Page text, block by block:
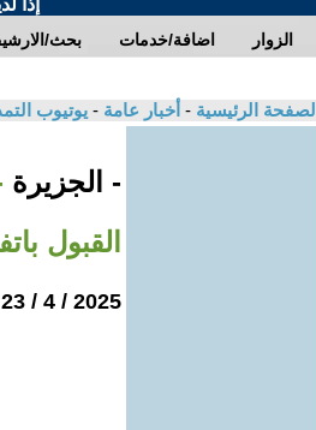
إذا
بحث/ اضافة/خدمات الزوار
الصفحة الرئيسية - أخبار عامة - يوتيوب
- الجزيرة
القبول
2025 / 4 / 23